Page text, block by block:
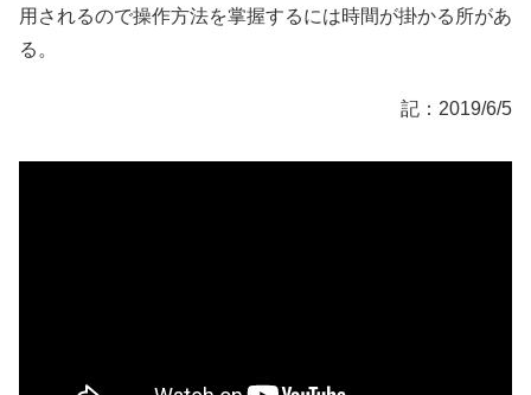
用されるので操作方法を掌握するには時間が掛かる所があ
る。
記：2019/6/5